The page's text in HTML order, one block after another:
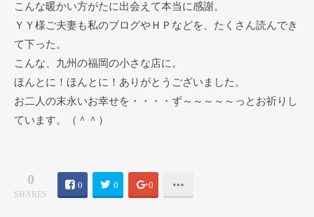
こんな暖かい方がたに出会えて本当に感謝。
ＹＹ様ご夫妻も私のブログやＨＰなどを、たくさん読んでき
て下った。
こんな、九州の福岡の小さな店に。
ほんとに！ほんとに！ありがとうございました。
お二人の末永いお幸せを・・・・ず～～～～～っとお祈りし
ています。（＾＾）
0
SHARES
0 0 0